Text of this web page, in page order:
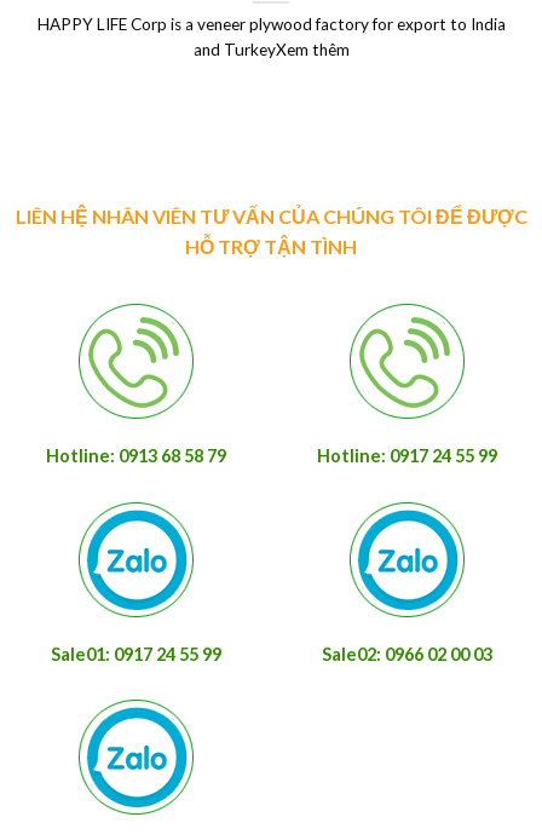
Laminated Wood, LVL Laminated Veneer Lumber, LVL
Vietnam, LVL Timber, Vietnam plywood exportXem thêm
LIÊN HỆ NHÂN VIÊN TƯ VẤN CỦA CHÚNG TÔI ĐỂ ĐƯỢC
HỖ TRỢ TẬN TÌNH
Hotline: 0913 68 58 79 Hotline: 0917 24 55 99
Sale01: 0917 24 55 99 Sale02: 0966 02 00 03